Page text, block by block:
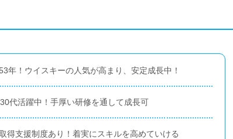
年！ウイスキーの人気が高まり、安定成長中！
代活躍中！手厚い研修を通して成長可
得支援制度あり！着実にスキルを高めていける